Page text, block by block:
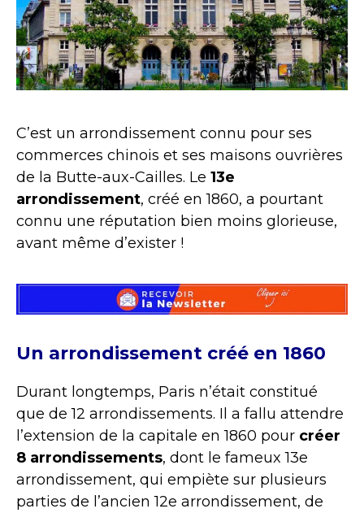
C’est un arrondissement connu pour ses
commerces chinois et ses maisons ouvrières
de la Butte-aux-Cailles. Le 13e
arrondissement, créé en 1860, a pourtant
connu une réputation bien moins glorieuse,
avant même d’exister !
Un arrondissement créé en 1860
Durant longtemps, Paris n’était constitué
que de 12 arrondissements. Il a fallu attendre
l’extension de la capitale en 1860 pour créer
8 arrondissements, dont le fameux 13e
arrondissement, qui empiète sur plusieurs
parties de l’ancien 12e arrondissement, de